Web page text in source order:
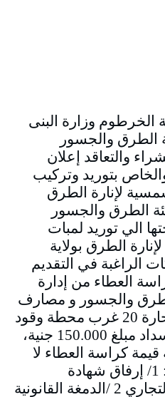
6/25م ولاية الخرطوم وزارة البنى
الطرق والجسور
والتعاقد إعلان
للعام 2025م والخاص بتوريد وتركيب
لإنارة الطرق
الطرق والجسور
الي توريد لمبات
الطرق بولاية
الراغبة في التقديم
العطاء من إدارة
الطرق والجسور و مصارف
المياه بمقرها بالثورة الحارة 20 غرب محطة وقود
النيل شارع الوادي بعد سداد مبلغ 150.000 جنية،
كراسة العطاء لا
ترد وفق الشروط الاتية: 1/ إرفاق شهادة
التسجيل من المسجل التجاري 2 /الدمغة القانونية